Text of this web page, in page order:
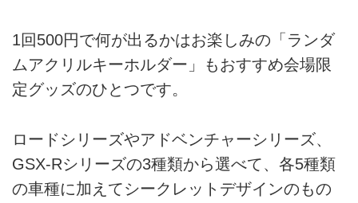
1回500円で何が出るかはお楽しみの「ランダ
ムアクリルキーホルダー」もおすすめ会場限
定グッズのひとつです。
ロードシリーズやアドベンチャーシリーズ、
GSX-Rシリーズの3種類から選べて、各5種類
の車種に加えてシークレットデザインのもの